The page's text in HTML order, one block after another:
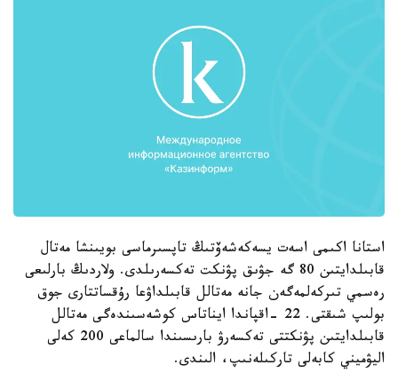
استانا اكىمى اسەت يسەكەشەۆتىڭ تاپسىرماسى بويىنشا مەتال
قابىلدايتىن 80 گە جۋىق پۋنكت تەكسەرىلدى. ولاردىڭ بارلىعى
رەسمي تىركەلمەگەن جانە مەتالل قابىلداۋعا رۇقساتتارى جوق
بولىپ شىقتى. 22 -اقپاندا ايناتاس كوشەسىندەگى مەتالل
قابىلدايتىن پۋنكتتى تەكسەرۋ بارىسىندا سالماعى 200 كەلى
اليۋميني كابەلى تاركىلەنىپ، الىندى.